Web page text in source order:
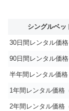
シングルベッ
30日間レンタル価格
90日間レンタル価格
半年間レンタル価格
1年間レンタル価格
2年間レンタル価格